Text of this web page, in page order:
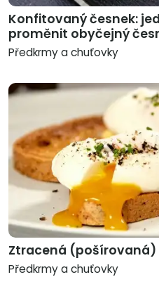
Konfitovaný česnek:
proměnit obyčejný
Předkrmy a chuťovky
Ztracená (pošírovaná)
Předkrmy a chuťovky